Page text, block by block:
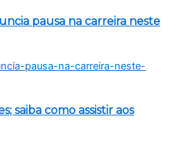
pausa na carreira neste
saiba como assistir aos